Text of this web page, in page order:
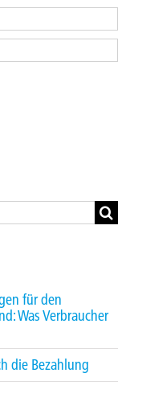
für den
Was Verbraucher
die Bezahlung